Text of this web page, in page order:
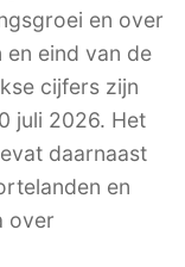
en over
en eind van de
cijfers zijn
juli 2026. Het
daarnaast
en
over